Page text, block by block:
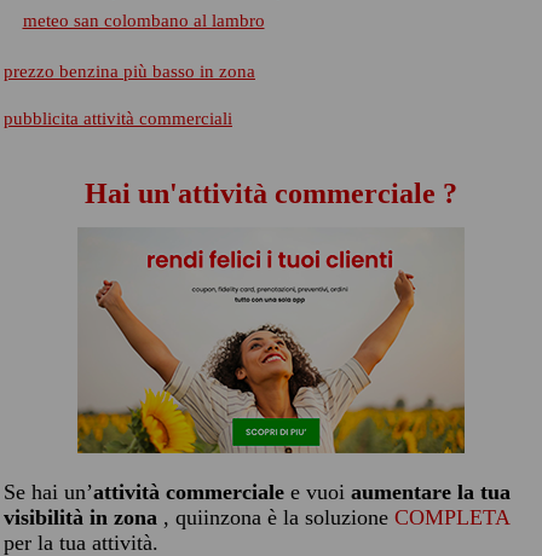
meteo san colombano al lambro
prezzo benzina più basso in zona
pubblicita attività commerciali
Hai un'attività commerciale ?
Se hai un’attività commerciale e vuoi aumentare la tua
visibilità in zona , quiinzona è la soluzione COMPLETA
per la tua attività.